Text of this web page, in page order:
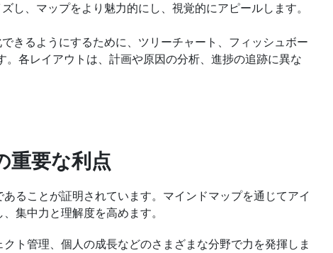
し、マップをより魅力的にし、視覚的にアピールします。
きるようにするために、ツリーチャート、フィッシュボー
各レイアウトは、計画や原因の分析、進捗の追跡に異な
重要な利点
ることが証明されています。マインドマップを通じてアイ
集中力と理解度を高めます。
ト管理、個人の成長などのさまざまな分野で力を発揮しま